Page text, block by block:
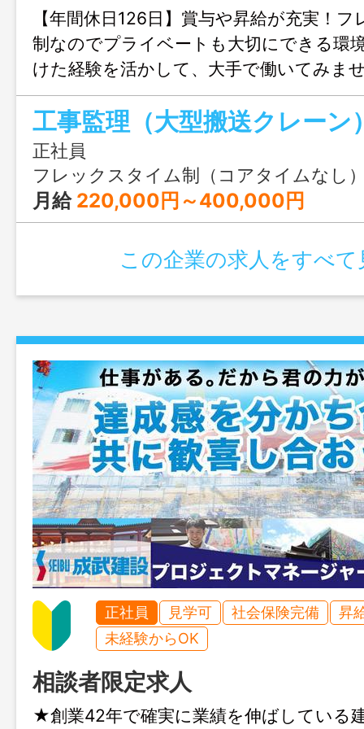
【年間休日126日】賞与や昇給が充実！
制なのでプライベートも大切にできる環
けた経験を活かして、大手で働いてみま
工事監理（大型搬送クレーン
正社員
フレックスタイム制（コアタイムなし） 基本就業
月給 220,000円～400,000円
この企業の求人をすべて
正社員 見学可 社会保険完備
昇
未経験からOK
相談者限定求人
★創業42年で確実に業績を伸ばしている